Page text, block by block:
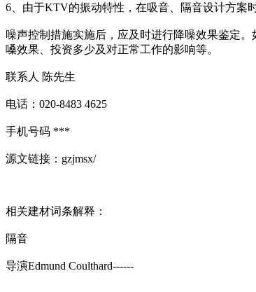
6、由于KTV的振动特性，在吸音、隔音设计方案
噪声控制措施实施后，应及时进行降噪效果鉴定
嗓效果、投资多少及对正常工作的影响等。
联系人 陈先生
电话：020-8483 4625
手机号码 ***
源文链接：gzjmsx/
相关建材词条解释：
隔音
导演Edmund Coulthard------